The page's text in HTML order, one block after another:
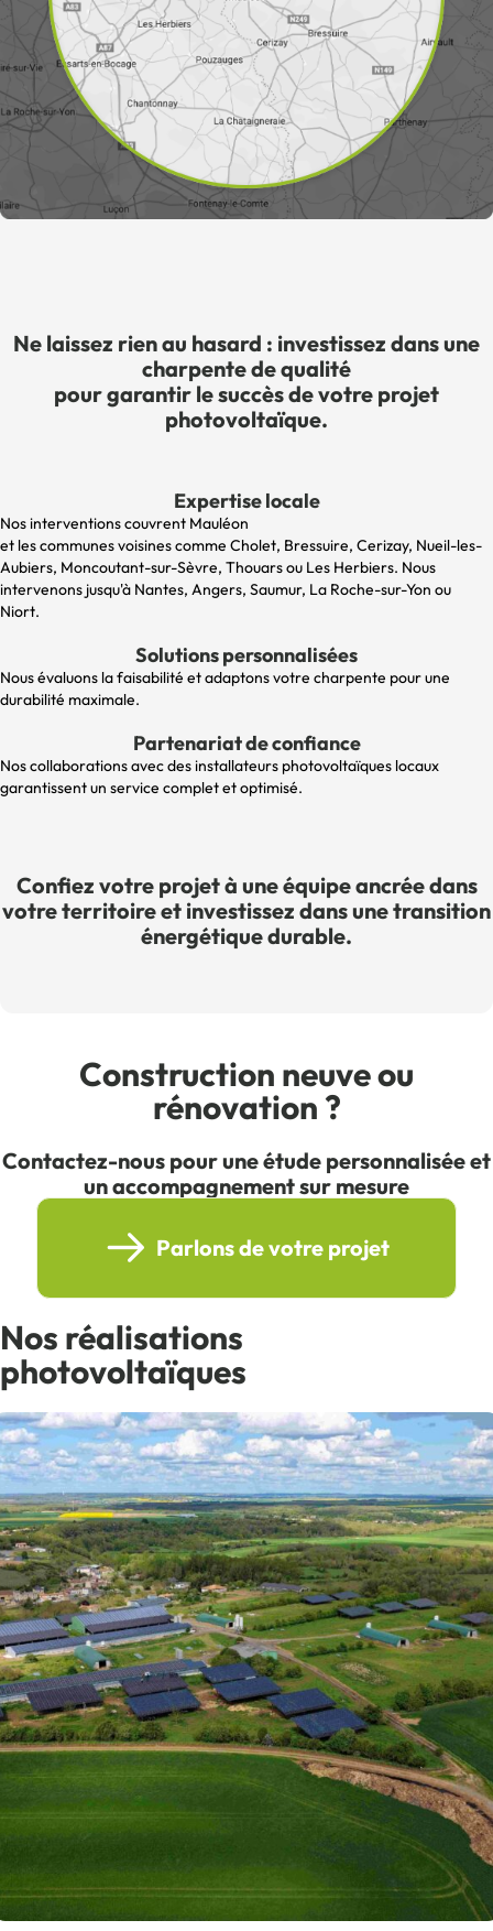
Ne laissez rien au hasard : investissez dans une
charpente de qualité
pour garantir le succès de votre projet
photovoltaïque.
Expertise locale
Nos interventions couvrent Mauléon
et les communes voisines comme Cholet, Bressuire, Cerizay, Nueil-les-
Aubiers, Moncoutant-sur-Sèvre, Thouars ou Les Herbiers. Nous
intervenons jusqu'à Nantes, Angers, Saumur, La Roche-sur-Yon ou
Niort.
Solutions personnalisées
Nous évaluons la faisabilité et adaptons votre charpente pour une
durabilité maximale.
Partenariat de confiance
Nos collaborations avec des installateurs photovoltaïques locaux
garantissent un service complet et optimisé.
Confiez votre projet à une équipe ancrée dans
votre territoire et investissez dans une transition
énergétique durable.
Construction neuve ou
rénovation ?
Contactez-nous pour une étude personnalisée et
un accompagnement sur mesure
Parlons de votre projet
Nos réalisations
photovoltaïques